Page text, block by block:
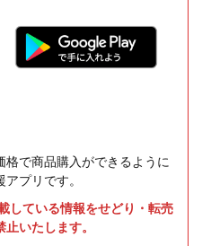
で商品購入ができるように
プリです。
している情報をせどり・転売
いたします。